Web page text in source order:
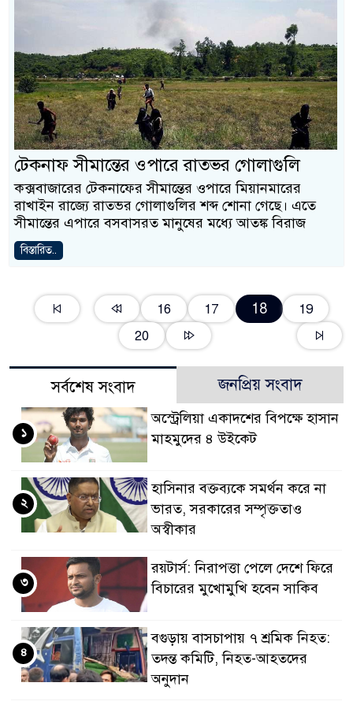
টেকনাফ সীমান্তের ওপারে রাতভর গোলাগুলি
কক্সবাজারের টেকনাফের সীমান্তের ওপারে মিয়ানমারের
রাখাইন রাজ্যে রাতভর গোলাগুলির শব্দ শোনা গেছে। এতে
সীমান্তের এপারে বসবাসরত মানুষের মধ্যে আতঙ্ক বিরাজ
বিস্তারিত..
16 17 18
19
20
সর্বশেষ সংবাদ জনপ্রিয় সংবাদ
অস্ট্রেলিয়া একাদশের বিপক্ষে হাসান
মাহমুদের ৪ উইকেট
১
হাসিনার বক্তব্যকে সমর্থন করে না
ভারত, সরকারের সম্পৃক্ততাও
অস্বীকার
২
রয়টার্স: নিরাপত্তা পেলে দেশে ফিরে
বিচারের মুখোমুখি হবেন সাকিব
৩
বগুড়ায় বাসচাপায় ৭ শ্রমিক নিহত:
তদন্ত কমিটি, নিহত-আহতদের
অনুদান
৪